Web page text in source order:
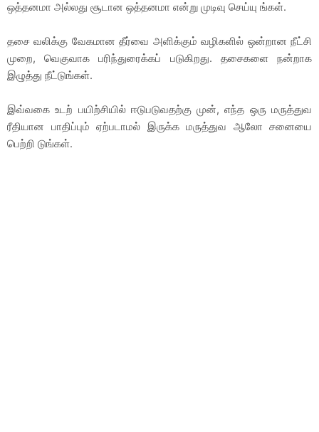
ஒத்தனமா அல்லது சூடான ஒத்தனமா என்று முடிவு செய்யு ங்கள்.
தசை வலிக்கு வேகமான தீர்வை அளிக்கும் வழிகளில் ஒன்றான நீட்சி
முறை, வெகுவாக பரிந்துரைக்கப் படுகிறது. தசைகளை நன்றாக
இழுத்து நீட்டுங்கள்.
இவ்வகை உடற் பயிற்சியில் ஈடுபடுவதற்கு முன், எந்த ஒரு மருத்துவ
ரீதியான பாதிப்பும் ஏற்படாமல் இருக்க மருத்துவ ஆலோ சனையை
பெற்றி டுங்கள்.